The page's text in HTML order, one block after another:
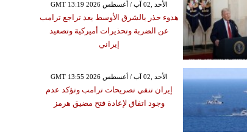
GMT 13:19 2026 الأحد ,02 آب / أغسطس
هدوء حذر بالشرق الأوسط بعد تراجع ترامب
عن الضربة وتحذيرات أميركية وتصعيد
إيراني
GMT 13:55 2026 الأحد ,02 آب / أغسطس
إيران تنفي تصريحات ترامب وتؤكد عدم
وجود اتفاق لإعادة فتح مضيق هرمز